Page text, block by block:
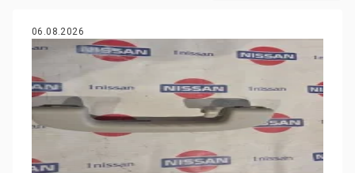
06.08.2026